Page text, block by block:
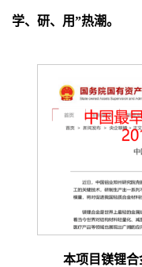
学、研、用”热潮。
本项目镁锂